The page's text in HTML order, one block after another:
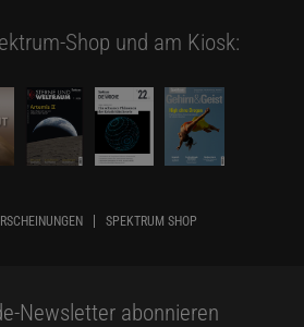
Shop und am Kiosk:
SPEKTRUM SHOP
Newsletter abonnieren